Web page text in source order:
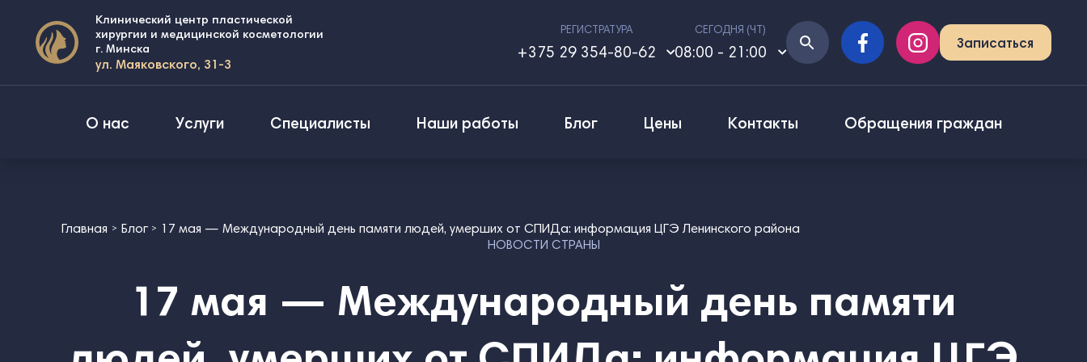
Клинический центр пластической
хирургии и медицинской косметологии
г. Минска
ул. Маяковского, 31-3
РЕГИСТРАТУРА
+375 29 354-80-62
СЕГОДНЯ (ЧТ)
08:00 - 21:00
Записаться
О нас Услуги Специалисты Наши работы Блог Цены Контакты Обращения граждан
Главная Блог
17 мая — Международный день памяти людей, умерших от СПИДа: информация ЦГЭ Ленинского района
НОВОСТИ СТРАНЫ
17 мая — Международный день памяти